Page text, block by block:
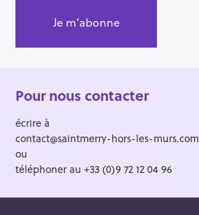
Pour nous contacter
écrire à
contact@saintmerry-hors-les-murs.com
ou
téléphoner au +33 (0)9 72 12 04 96